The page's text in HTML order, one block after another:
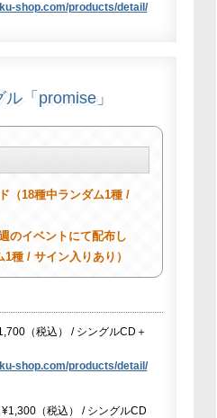
shop.com/products/detail/
「promise」
（18種中ランダム1種 /
のイベントにて配布し
種 / サイン入りあり）
（税込） / シングルCD＋
shop.com/products/detail/
（税込） / シングルCD